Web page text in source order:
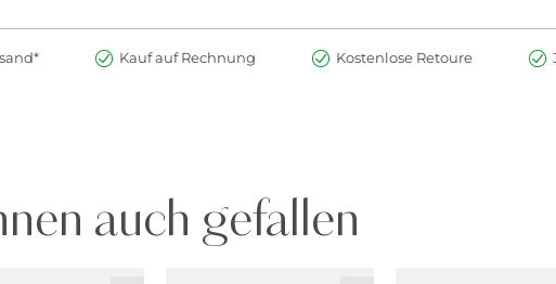
Kauf auf Rechnung Kostenlose Retoure
auch gefallen